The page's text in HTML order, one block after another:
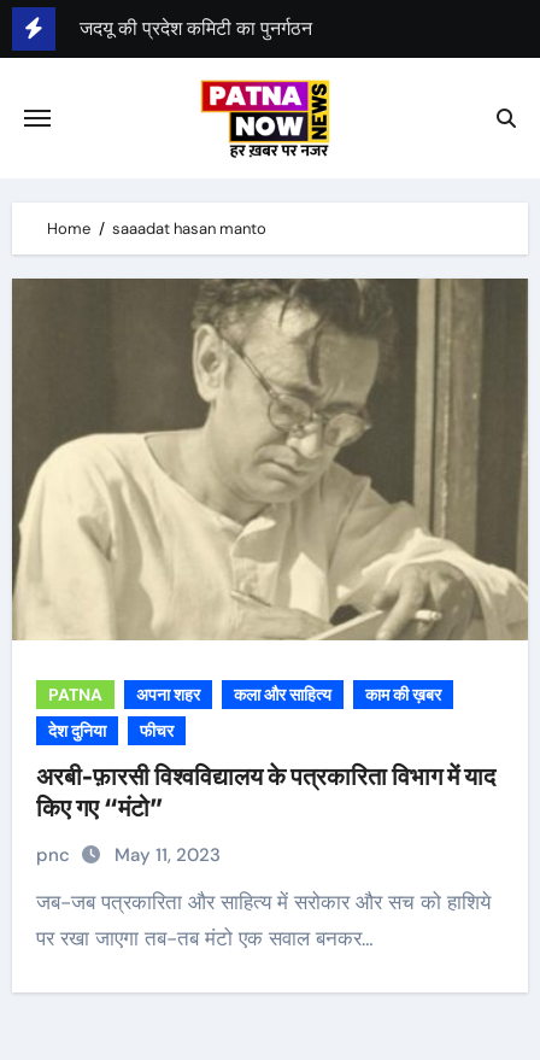
Skip
to
जदयू की प्रदेश कमिटी का पुनर्गठन
Home saaadat hasan manto
PATNA अपना शहर कला और साहित्य
काम की ख़बर
देश दुनिया
फीचर
अरबी-फ़ारसी विश्वविद्यालय के पत्रकारिता विभाग में याद
किए गए “मंटो”
pnc May 11, 2023
जब-जब पत्रकारिता और साहित्य में सरोकार और सच को हाशिये
पर रखा जाएगा तब-तब मंटो एक सवाल बनकर…